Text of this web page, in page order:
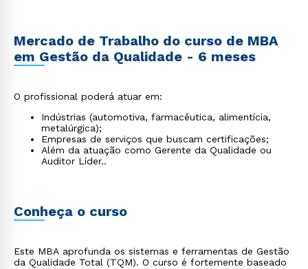
Mercado de Trabalho do curso de MBA
em Gestão da Qualidade - 6 meses
O profissional poderá atuar em:
Indústrias (automotiva, farmacêutica, alimentícia,
metalúrgica);
Empresas de serviços que buscam certificações;
Além da atuação como Gerente da Qualidade ou
Auditor Líder..
Conheça o curso
Este MBA aprofunda os sistemas e ferramentas de Gestão
da Qualidade Total (TQM). O curso é fortemente baseado